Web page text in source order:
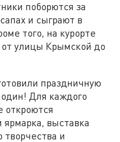
поборются за
и сыграют в
того, на курорте
от улицы Крымской до
праздничную
Для каждого
откроются
выставка
творчества и